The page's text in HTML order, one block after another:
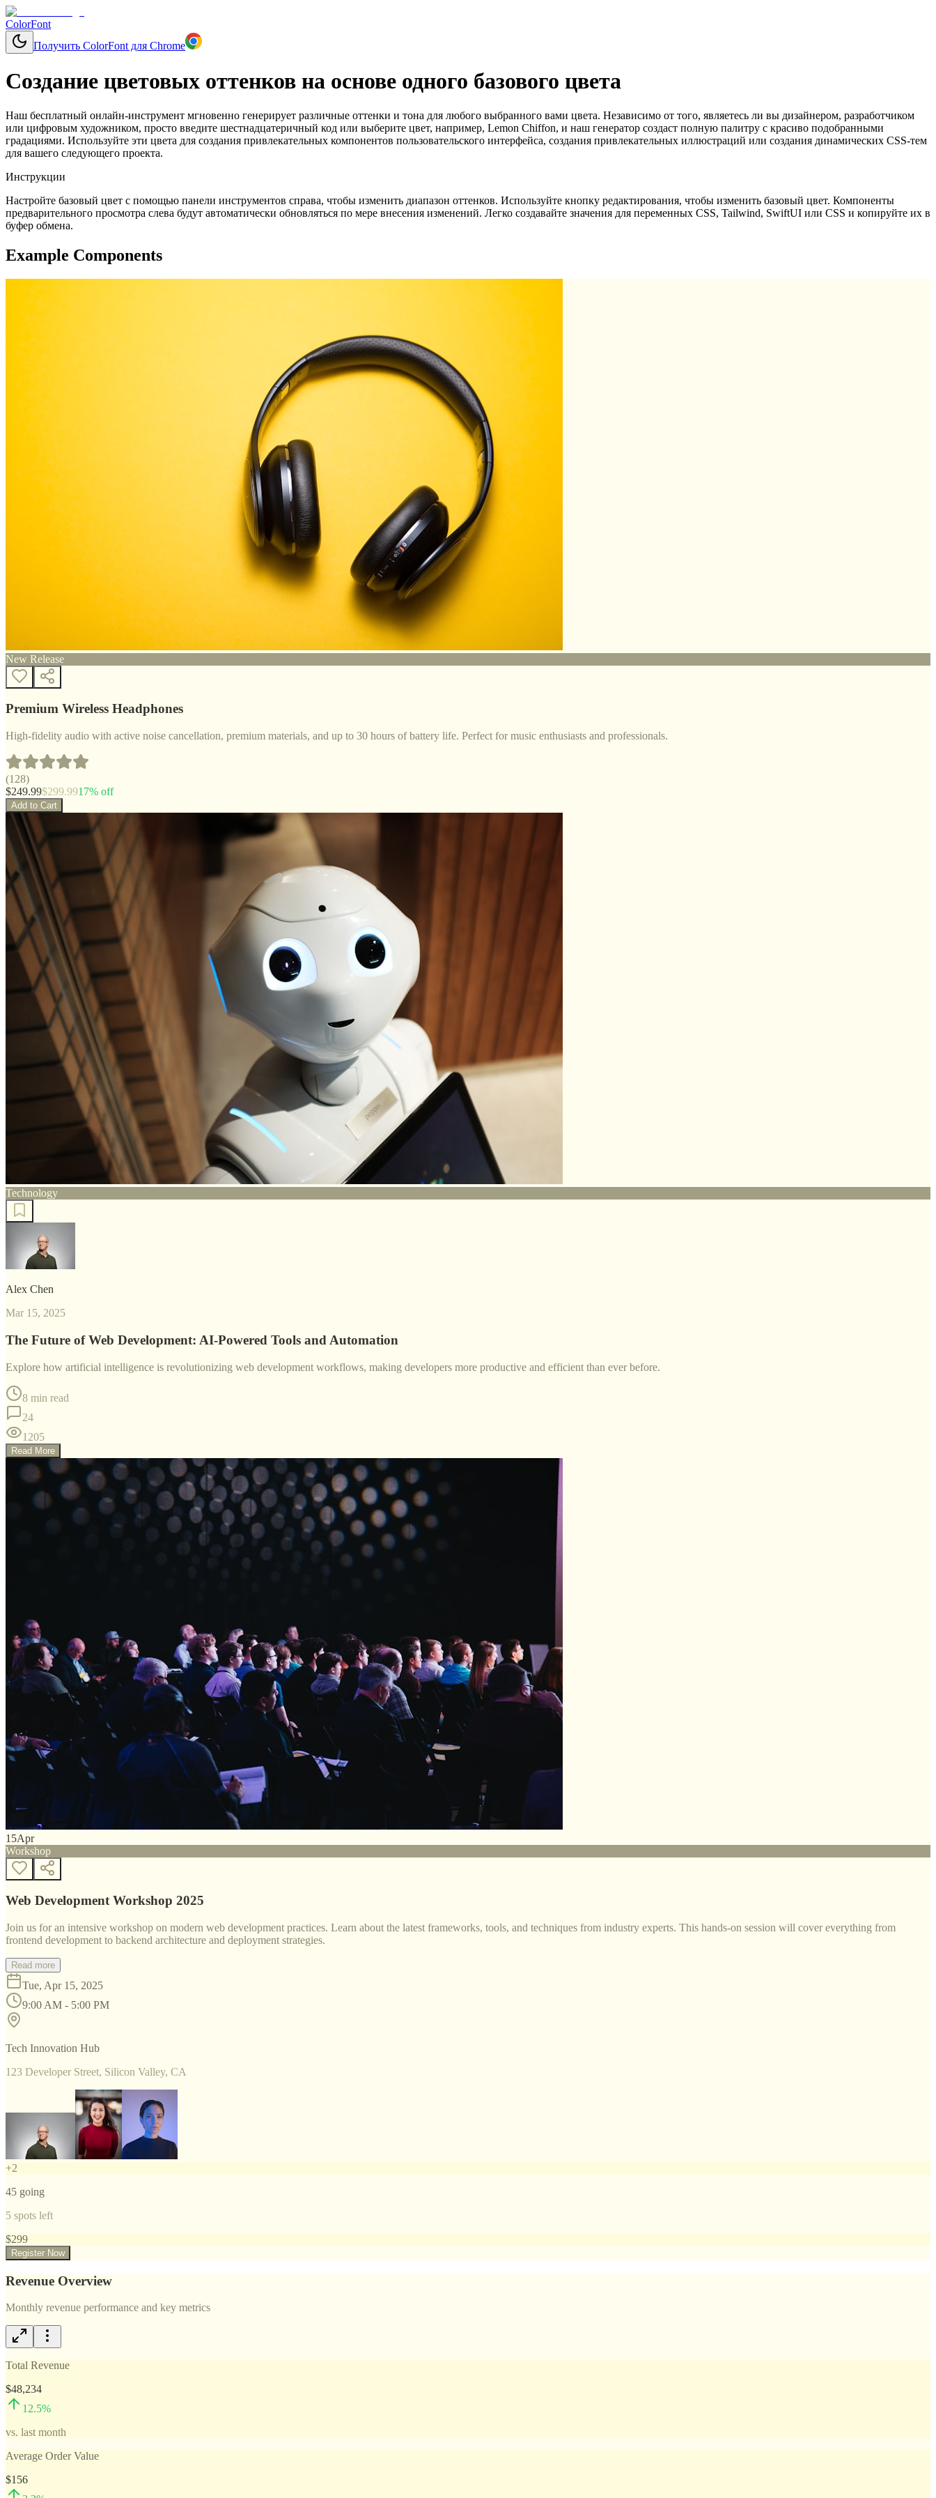
ColorFont
Получить ColorFont для Chrome
Создание цветовых оттенков на основе одного базового цвета
Наш бесплатный онлайн-инструмент мгновенно генерирует различные оттенки и тона для любого выбранного вами цвета. Независимо от того, являетесь ли вы дизайнером, разработчиком
или цифровым художником, просто введите шестнадцатеричный код или выберите цвет, например, Lemon Chiffon, и наш генератор создаст полную палитру с красиво подобранными
градациями. Используйте эти цвета для создания привлекательных компонентов пользовательского интерфейса, создания привлекательных иллюстраций или создания динамических CSS-тем
для вашего следующего проекта.
Инструкции
Настройте базовый цвет с помощью панели инструментов справа, чтобы изменить диапазон оттенков. Используйте кнопку редактирования, чтобы изменить базовый цвет. Компоненты
предварительного просмотра слева будут автоматически обновляться по мере внесения изменений. Легко создавайте значения для переменных CSS, Tailwind, SwiftUI или CSS и копируйте их в
буфер обмена.
Example Components
New Release
Premium Wireless Headphones
High-fidelity audio with active noise cancellation, premium materials, and up to 30 hours of battery life. Perfect for music enthusiasts and professionals.
(128)
$249.99$299.9917% off
Add to Cart
Technology
Alex Chen
Mar 15, 2025
The Future of Web Development: AI-Powered Tools and Automation
Explore how artificial intelligence is revolutionizing web development workflows, making developers more productive and efficient than ever before.
8 min read
24
1205
Read More
15Apr
Workshop
Web Development Workshop 2025
Join us for an intensive workshop on modern web development practices. Learn about the latest frameworks, tools, and techniques from industry experts. This hands-on session will cover everything from
frontend development to backend architecture and deployment strategies.
Read more
Tue, Apr 15, 2025
9:00 AM - 5:00 PM
Tech Innovation Hub
123 Developer Street, Silicon Valley, CA
+2
45 going
5 spots left
$299
Register Now
Revenue Overview
Monthly revenue performance and key metrics
Total Revenue
$48,234
12.5%
vs. last month
Average Order Value
$156